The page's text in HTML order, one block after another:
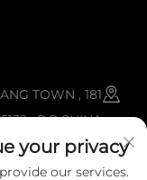
TOWN ,
, P.R.CHINA
your privacy
our services.